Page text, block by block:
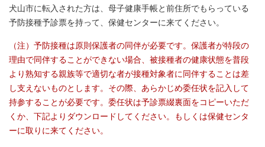
犬山市に転入された方は、母子健康手帳と前住所でもらっている
予防接種予診票を持って、保健センターに来てください。
（注）予防接種は原則保護者の同伴が必要です。保護者が特段の
理由で同伴することができない場合、被接種者の健康状態を普段
より熟知する親族等で適切な者が接種対象者に同伴することは差
し支えないものとします。その際、あらかじめ委任状を記入して
持参することが必要です。委任状は予診票綴裏面をコピーいただ
くか、下記よりダウンロードしてください。もしくは保健センタ
ーに取りに来てください。